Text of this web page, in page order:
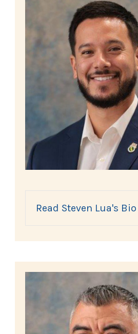
Read Steven Lua's Bio